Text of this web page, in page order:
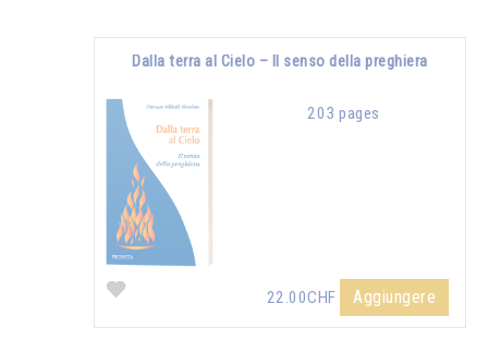
Dalla terra al Cielo – Il senso della preghiera
203 pages
22.00CHF Aggiungere